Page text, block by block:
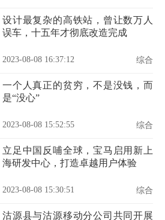
设计最复杂的高铁站，曾让数万人
误车，十五年才彻底改造完成
2023-08-08 16:37:12 综合
一个人真正的贫穷，不是没钱，而
是“没心”
2023-08-08 15:52:55 综合
立足中国反哺全球，宝马启用新上
海研发中心，打造卓越用户体验
2023-08-08 15:30:51 综合
沽源县与沽源移动分公司共同开展